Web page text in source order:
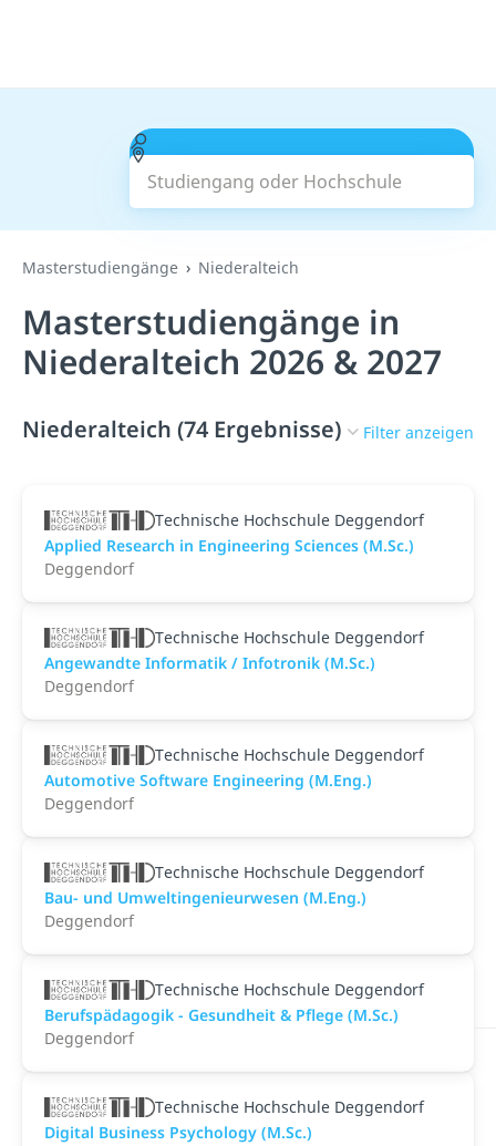
Studiengang oder Hochschule
Suchen
Masterstudiengänge Niederalteich
Masterstudiengänge in
Niederalteich 2026 & 2027
Niederalteich (74 Ergebnisse) Filter anzeigen
Technische Hochschule Deggendorf
Applied Research in Engineering Sciences (M.Sc.)
Deggendorf
Technische Hochschule Deggendorf
Angewandte Informatik / Infotronik (M.Sc.)
Deggendorf
Technische Hochschule Deggendorf
Automotive Software Engineering (M.Eng.)
Deggendorf
Technische Hochschule Deggendorf
Bau- und Umweltingenieurwesen (M.Eng.)
Deggendorf
Technische Hochschule Deggendorf
Berufspädagogik - Gesundheit & Pflege (M.Sc.)
Deggendorf
Technische Hochschule Deggendorf
Digital Business Psychology (M.Sc.)